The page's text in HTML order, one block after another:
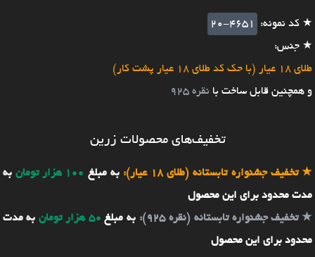
★ کد نمونه:
20-4651
★ جنس:
طلای 18 عیار (با حک کد طلای 18 عیار پشت کار)
و همچنین قابل ساخت با نقره 925
تخفیف‌های محصولات زرین
★تخفیف جشنواره تابستانه (طلای 18 عیار): به مبلغ 100 هزار تومان
به
مدت محدود برای این محصول
★تخفیف جشنواره تابستانه (نقره 925): به مبلغ 50 هزار تومان
به مدت
محدود برای این محصول